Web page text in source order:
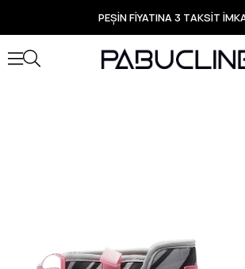
PEŞİN FİYATINA 3 TAKSİT
TÜM ÜRÜNLERDE ÜCRETSİZ
Yeni Sezon Ürünlerde Özel
Seçili Ürünlerde Hızlı